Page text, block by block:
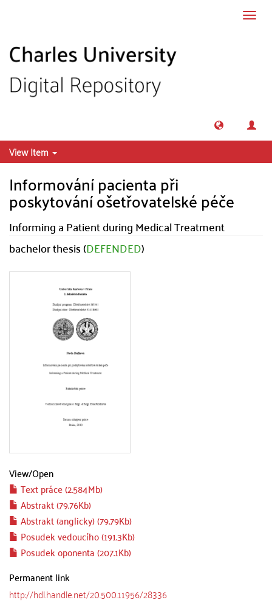
View Item
Informování pacienta při
poskytování ošetřovatelské péče
Informing a Patient during Medical Treatment
bachelor thesis (DEFENDED)
View/Open
Text práce (2.584Mb)
Abstrakt (79.76Kb)
Abstrakt (anglicky) (79.79Kb)
Posudek vedoucího (191.3Kb)
Posudek oponenta (207.1Kb)
Permanent link
http://hdl.handle.net/20.500.11956/28336